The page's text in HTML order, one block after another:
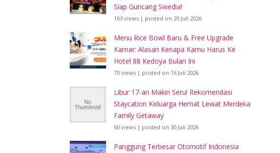
Siap Guncang Swedia!
163 views | posted on 20 Juli 2026
Menu Rice Bowl Baru & Free Upgrade
Kamar: Alasan Kenapa Kamu Harus Ke
Hotel 88 Kedoya Bulan Ini
70 views | posted on 16 Juli 2026
Libur 17-an Makin Seru! Rekomendasi
Staycation Keluarga Hemat Lewat Merdeka
Family Getaway
60 views | posted on 30 Juli 2026
Panggung Terbesar Otomotif Indonesia